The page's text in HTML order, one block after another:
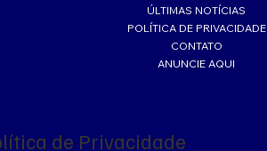
ÚLTIMAS NOTÍCIAS
POLÍTICA DE PRIVACIDADE
CONTATO
ANUNCIE AQUI
de Privacidade